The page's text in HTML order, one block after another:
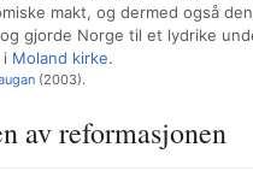
makt, og dermed også
gjorde Norge til et lydrike
Moland kirke.
(2003).
av reformasjonen